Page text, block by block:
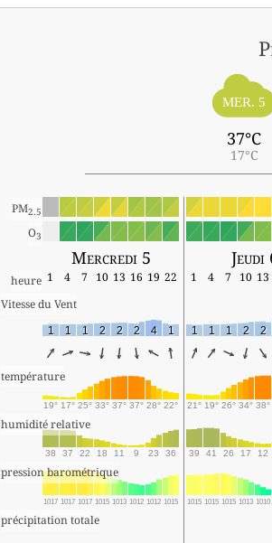
MER. 5
37°C
17°C
PM2.5
O3
Mercredi 5 Jeudi
heure 1 4 7 10 13 16 19 22 1 4 7 10 13
Vitesse du Vent
1 1 1 2 2 2 4 1 1 1 1 2 2
température
19° 17° 25° 33° 37° 37° 28° 22° 21° 19° 26° 34° 38°
humidité relative
38 37 22 18 11 9 23 36 39 41 26 17 12
pression barométrique
1017 1017 1017 1015 1013 1012 1012 1015 1015 1015 1015 1013 1010
précipitation totale